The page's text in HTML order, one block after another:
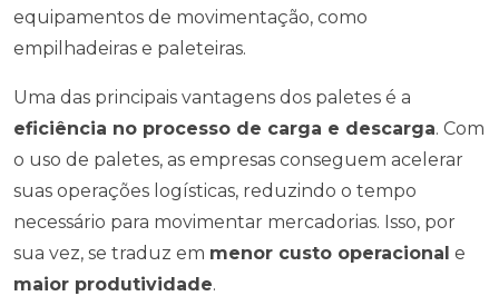
equipamentos de movimentação, como
empilhadeiras e paleteiras.
Uma das principais vantagens dos paletes é a
eficiência no processo de carga e descarga. Com
o uso de paletes, as empresas conseguem acelerar
suas operações logísticas, reduzindo o tempo
necessário para movimentar mercadorias. Isso, por
sua vez, se traduz em menor custo operacional e
maior produtividade.